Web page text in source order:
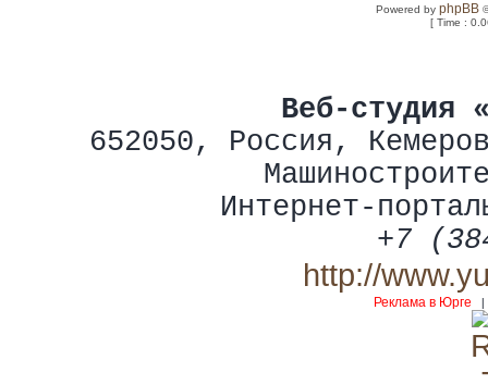
Powered byphpBB
[ Time :
Веб-студия
652050, Россия ,
Интернет-
+7
http://
Реклама в Юрге